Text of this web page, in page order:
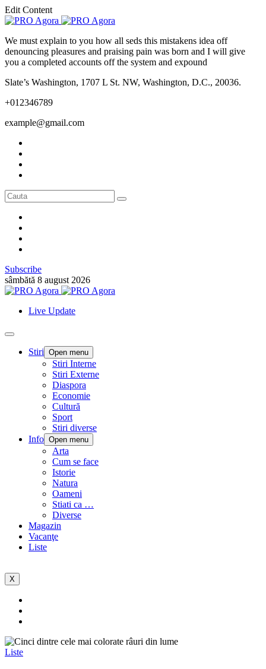
Edit Content
We must explain to you how all seds this mistakens idea off
denouncing pleasures and praising pain was born and I will give
you a completed accounts off the system and expound
Slate’s Washington, 1707 L St. NW, Washington, D.C., 20036.
+012346789
example@gmail.com
Subscribe
sâmbătă 8 august 2026
Live Update
Stiri Open menu
Stiri Interne
Stiri Externe
Diaspora
Economie
Cultură
Sport
Stiri diverse
Info Open menu
Arta
Cum se face
Istorie
Natura
Oameni
Stiati ca …
Diverse
Magazin
Vacanţe
Liste
X
Liste